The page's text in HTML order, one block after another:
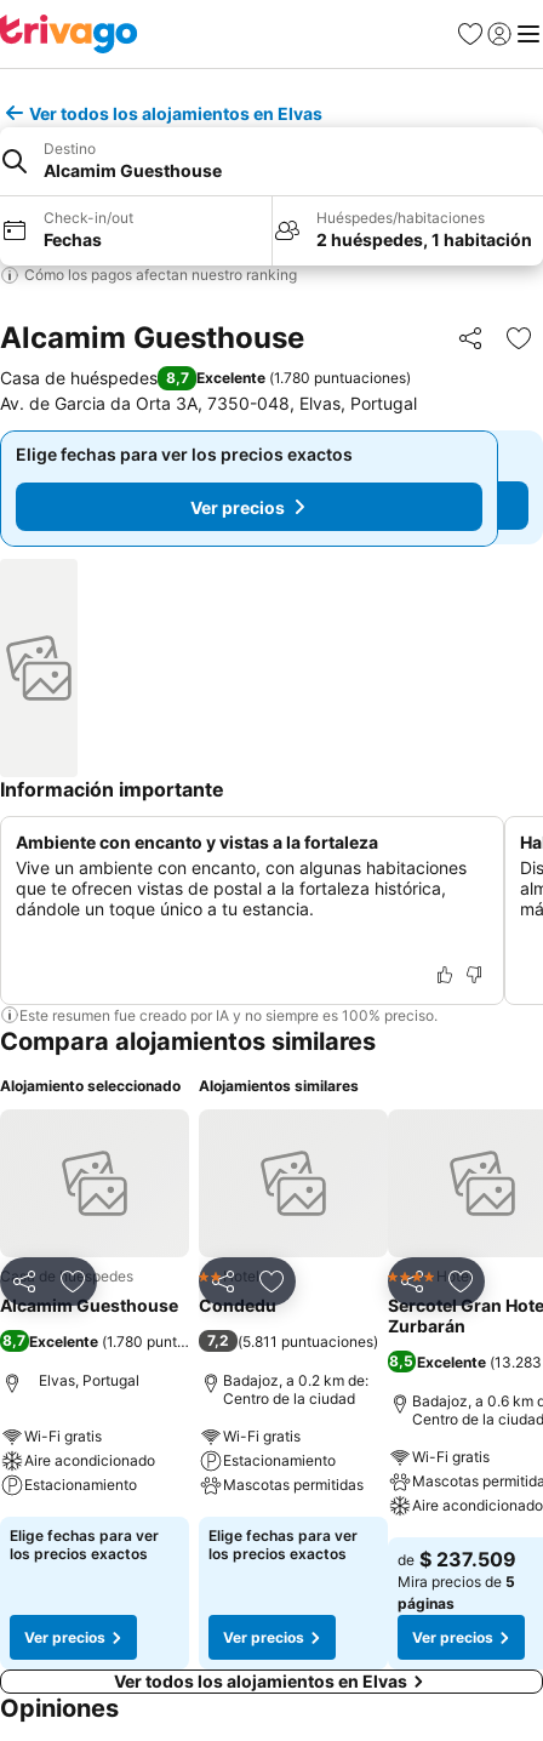
Favoritos
Iniciar
Ver todos los alojamientos en Elvas
Destino
Alcamim Guesthouse
Check-in/out
Fechas
Huéspedes/habitaciones
2 huéspedes, 1 habitación
Cómo los pagos afectan nuestro ranking
Alcamim Guesthouse Compartir
Casa de huéspedes 8,7 Excelente (1.780 puntuaciones)
Av. de Garcia da Orta 3A, 7350-048, Elvas, Portugal
Elige fechas para ver los precios exactos
Ver precios
Elige fechas para ver los precios exactos
Ver precios
Información importante
Ambiente con encanto y vistas a la fortaleza
Vive un ambiente con encanto, con algunas habitaciones
que te ofrecen vistas de postal a la fortaleza histórica,
dándole un toque único a tu estancia.
Este resumen fue creado por IA y no siempre es 100% preciso.
Compara alojamientos similares
Alojamiento seleccionado
CompartirAgregar a favoritos
Casa de huéspedes
Alcamim Guesthouse
8,7Excelente (1.780 puntuaciones)
Elvas, Portugal
Wi-Fi gratis
Aire acondicionado
Estacionamiento
Ver precios
Elige fechas para ver
los precios exactos
Ver precios
Alojamientos similares
CompartirAgregar a favoritos
2 Estrellas
Hotel
Condedu
7,2 (5.811 puntuaciones)
Badajoz, a 0.2 km de:
Centro de la ciudad
Wi-Fi gratis
Estacionamiento
Mascotas permitidas
Ver precios
Elige fechas para ver
los precios exactos
Ver precios
CompartirAgregar
4 EstrellasHotel
Sercotel Gran
Zurbarán
8,5 Excelente (
Badajoz, a 0.6 km
Centro de la ciudad
Wi-Fi gratis
Mascotas
Aire acondicionado
Ver precios
de $ 237.509
Mira precios de 5
páginas
Ver precios
Ver todos los alojamientos en Elvas
Opiniones